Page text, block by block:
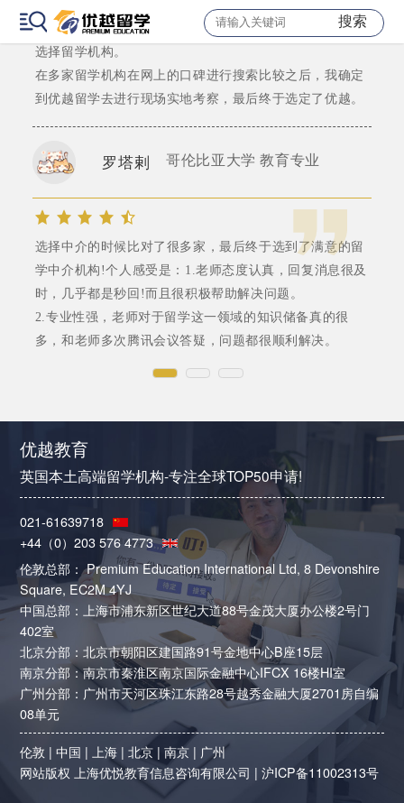
搜索
“预则立，不预则废”，大二我就开始关心申硕的信息开始
选择留学机构。
在多家留学机构在网上的口碑进行搜索比较之后，我确定
到优越留学去进行现场实地考察，最后终于选定了优越。
罗塔剌 哥伦比亚大学 教育专业
选择中介的时候比对了很多家，最后终于选到了满意的留
学中介机构!个人感受是：1.老师态度认真，回复消息很及
时，几乎都是秒回!而且很积极帮助解决问题。
2.专业性强，老师对于留学这一领域的知识储备真的很
多，和老师多次腾讯会议答疑，问题都很顺利解决。
优越教育
英国本土高端留学机构-专注全球TOP50申请!
021-61639718
+44（0）203 576 4773
伦敦总部： Premium Education International Ltd, 8 Devonshire
Square, EC2M 4YJ
中国总部：上海市浦东新区世纪大道88号金茂大厦办公楼2号门
402室
北京分部：北京市朝阳区建国路91号金地中心B座15层
南京分部：南京市秦淮区南京国际金融中心IFCX 16楼HI室
广州分部：广州市天河区珠江东路28号越秀金融大厦2701房自编
08单元
伦敦 |中国 | 上海 |北京 |南京 | 广州
网站版权 上海优悦教育信息咨询有限公司 |沪ICP备11002313号